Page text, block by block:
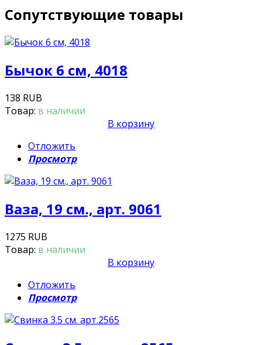
Сопутствующие товары
Бычок 6 см, 4018
138 RUB
Товар: в наличии
В корзину
Отложить
Просмотр
Ваза, 19 см., арт. 9061
1275 RUB
Товар: в наличии
В корзину
Отложить
Просмотр